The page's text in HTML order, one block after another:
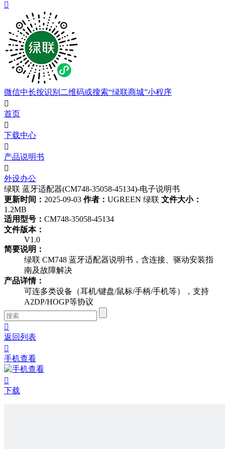

微信中长按识别二维码或搜索“绿联商城”小程序

首页

下载中心

产品说明书

外设办公
绿联 蓝牙适配器(CM748-35058-45134)-电子说明书
更新时间： 2025-09-03 作者： UGREEN 绿联 文件大小：
1.2MB
适用型号： CM748-35058-45134
文件版本：
V1.0
简要说明：
绿联 CM748 蓝牙适配器说明书，含连接、驱动安装指
南及故障解决
产品详情：
可连多类设备（耳机/键盘/鼠标/手柄/手机等），支持
A2DP/HOGP等协议

返回列表

手机查看

下载